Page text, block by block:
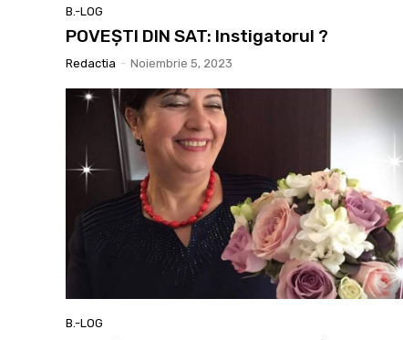
B.-LOG
POVEȘTI DIN SAT: Instigatorul ?
Redactia - Noiembrie 5, 2023
B.-LOG